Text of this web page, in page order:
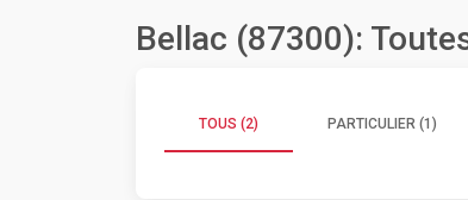
Bellac (87300):
TOUS (2) PARTICULIER (1)